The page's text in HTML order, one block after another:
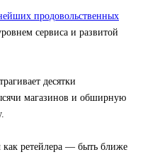
продовольственных
сервиса и развитой
десятки
магазинов и обширную
ретейлера — быть ближе